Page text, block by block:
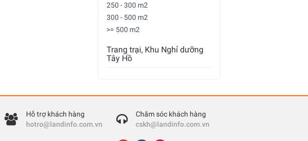
250 - 300 m2
300 - 500 m2
>= 500 m2
Trang trại, Khu Nghỉ dưỡng
Tây Hồ
Hỗ trợ khách hàng
hotro@landinfo.com.vn
Chăm sóc khách hàng
cskh@landinfo.com.vn